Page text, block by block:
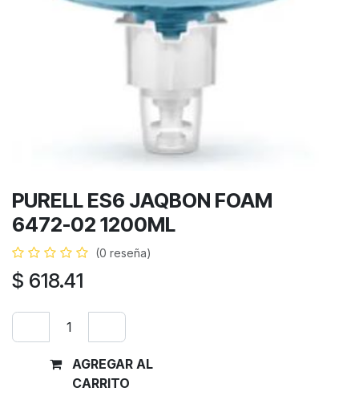
PURELL ES6 JAQBON FOAM
6472-02 1200ML
(0 reseña)
$ 618.41
AGREGAR AL
CARRITO